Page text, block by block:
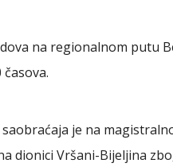
na regionalnom putu
časova.
saobraćaja je na
dionici Vršani-Bijeljina